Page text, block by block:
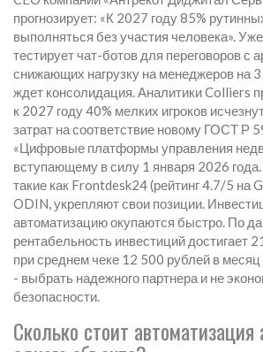
прогнозирует: «К 2027 году 85%
выполняться без участия человека».
тестирует чат-ботов для переговоров с
снижающих нагрузку на менеджеров на
ждет консолидация. Аналитики Colliers
к 2027 году 40% мелких игроков
затрат на соответствие новому ГОСТ Р
«Цифровые платформы управления
вступающему в силу 1 января 2026
такие как Frontdesk24 (рейтинг 4.7/5 на
ODIN, укрепляют свои позиции.
автоматизацию окупаются быстро. По
рентабельность инвестиций достигает
при среднем чеке 12 500 рублей в месяц
- выбрать надежного партнера и не
безопасности.
Сколько стоит